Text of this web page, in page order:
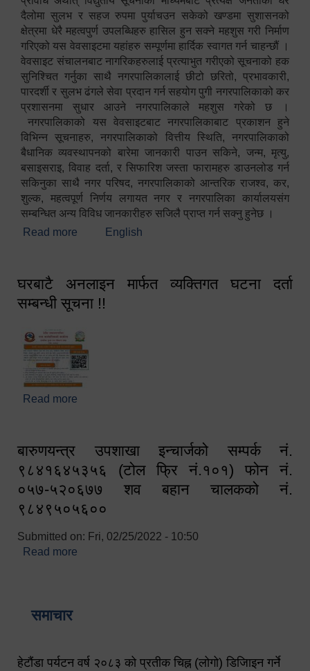
दैलोमा सुलभ र सहज रुपमा पुर्याचउन सकेको खण्डमा सुशासनको
क्षेत्रमा धेरै महत्वपुर्ण उपलब्धिहरु हासिल हुन सक्ने महशुस गरी निर्माण
गरिएको यस वेवसाइटमा यहांहरु सम्पूर्णमा हार्दिक स्वागत गर्न चाहन्छौं ।
वेवसाइट संचालनबाट नागरिकहरुलाई प्रत्याभुत गरीएको सूचनाको हक
सुनिश्चित गर्नुका साथै नगरपालिकालाई छीटो छरितो, प्रभावकारी,
पारदर्शी र सुलभ ढंगले सेवा प्रदान गर्न सहयोग पुगी नगरपालिकाको कर
प्रशासनमा सुधार आउने नगरपालिकाले महशुस गरेको छ ।
नगरपालिकाको यस वेवसाइटबाट नगरपालिकाबाट प्रकाशन हुने
विभिन्न सूचनाहरु, नगरपालिकाको वित्तीय स्थिति, नगरपालिकाको
बैधानिक व्यवस्थापनको बारेमा जानकारी पाउन सकिने, जन्म, मृत्यु,
बसाइसराइ, विवाह दर्ता, र सिफारिश जस्ता फारामहरु डाउनलोड गर्न
सकिनुका साथै नगर परिषद, नगरपालिकाको आन्तरिक राजश्व, कर,
शुल्क, महत्वपूर्ण निर्णय लगायत नगर र नगरपालिका कार्यालयसंग
सम्बन्धित अन्य विविध जानकारीहरु सजिलै प्राप्त गर्न सक्नु हुनेछ ।
Read more about स्वागतम!!!
English
घरबाटै अनलाइन मार्फत व्यक्तिगत घटना दर्ता
सम्बन्धी सूचना !!
Read more
बारुणयन्त्र उपशाखा इन्चार्जको सम्पर्क नं.
९८४१६४५३५६ (टोल फ्रि नं.१०१) फोन नं.
०५७-५२०६७७ शव बहान चालकको नं.
९८४९५०५६००
Submitted on: Fri, 02/25/2022 - 10:50
Read more
समाचार
हेटौंडा पर्यटन वर्ष २०८३ को प्रतीक चिह्न (लोगो) डिजिाइन गर्ने